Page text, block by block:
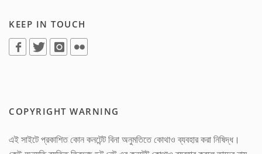
KEEP IN TOUCH
COPYRIGHT WARNING
এই সাইটে প্রকাশিত কোন কনটেন্ট বিনা অনুমতিতে কোথাও ব্যবহার করা নিষিদ্ধ।